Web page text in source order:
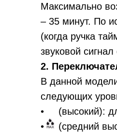
Максимально
– 35 минут. По
(когда ручка
звуковой
2.
В данной
следующих
• (высокий):
• (средний